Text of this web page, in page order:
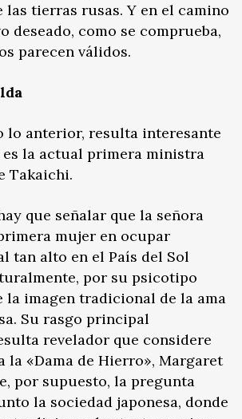
tierras rusas. Y en el camino
deseado, como se comprueba,
parecen válidos.
lo anterior, resulta interesante
es la actual primera ministra
Takaichi.
que señalar que la señora
mujer en ocupar
tan alto en el País del Sol
por su psicotipo
la imagen tradicional de la ama
Su rasgo principal
revelador que considere
la «Dama de Hierro», Margaret
por supuesto, la pregunta
la sociedad japonesa, donde